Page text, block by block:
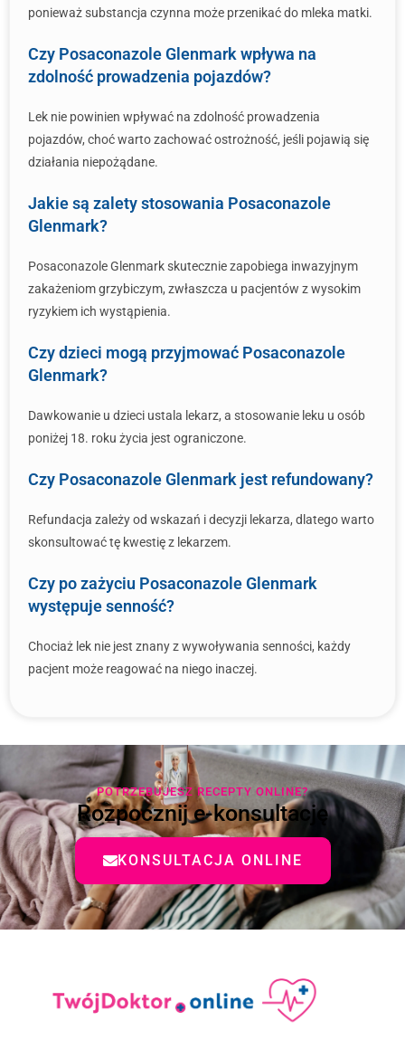
ponieważ substancja czynna może przenikać do mleka matki.
Czy Posaconazole Glenmark wpływa na
zdolność prowadzenia pojazdów?
Lek nie powinien wpływać na zdolność prowadzenia
pojazdów, choć warto zachować ostrożność, jeśli pojawią się
działania niepożądane.
Jakie są zalety stosowania Posaconazole
Glenmark?
Posaconazole Glenmark skutecznie zapobiega inwazyjnym
zakażeniom grzybiczym, zwłaszcza u pacjentów z wysokim
ryzykiem ich wystąpienia.
Czy dzieci mogą przyjmować Posaconazole
Glenmark?
Dawkowanie u dzieci ustala lekarz, a stosowanie leku u osób
poniżej 18. roku życia jest ograniczone.
Czy Posaconazole Glenmark jest refundowany?
Refundacja zależy od wskazań i decyzji lekarza, dlatego warto
skonsultować tę kwestię z lekarzem.
Czy po zażyciu Posaconazole Glenmark
występuje senność?
Chociaż lek nie jest znany z wywoływania senności, każdy
pacjent może reagować na niego inaczej.
POTRZEBUJESZ RECEPTY ONLINE?
Rozpocznij e-konsultację
KONSULTACJA ONLINE